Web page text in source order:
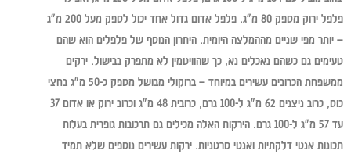
פלפל ירוק מספק 80 מ"ג. פלפל אדום גדול אחד יכול לספק מעל 200 מ"ג
– יותר מפי שניים מההמלצה היומית. היתרון הנוסף של פלפלים הוא שהם
טעימים גם כשהם נאכלים נא, כך שהוויטמין לא מתפרק בבישול. ירקים
ממשפחת הכרובים עשירים במיוחד – ברוקולי מבושל מספק כ-50 מ"ג בחצי
כוס, כרוב ניצנים 62 מ"ג ל-100 גרם, כרובית 48 מ"ג וכרוב ירוק או אדום 37
עד 57 מ"ג ל-100 גרם. הירקות האלה מכילים גם תרכובות גופרית בעלות
תכונות אנטי דלקתיות ואנטי סרטניות. ירקות עשירים נוספים שלא תמיד